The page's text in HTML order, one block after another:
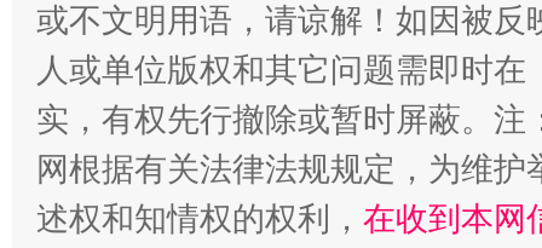
或不文明用语，请谅解！如因被
人或单位版权和其它问题需即时在
实，有权先行撤除或暂时屏蔽。
网根据有关法律法规规定，为维
述权和知情权的权利， 在收到本网